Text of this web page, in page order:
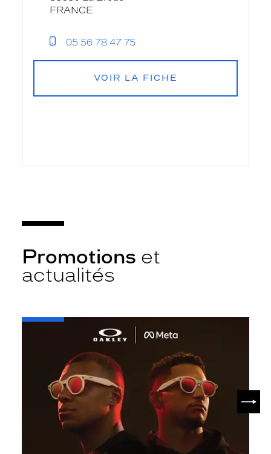
FRANCE
05 56 78 47 75
VOIR LA FICHE
Promotions et
actualités
-